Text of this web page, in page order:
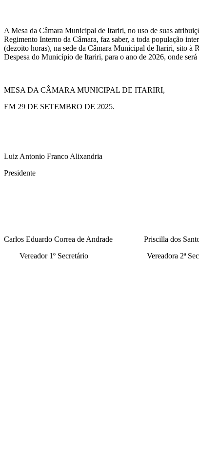
A Mesa da Câmara Municipal de Itariri, no uso de suas
Regimento Interno da Câmara, faz saber, a toda população
(dezoito horas), na sede da Câmara Municipal de Itariri, sito à
Despesa do Município de Itariri, para o ano de 2026, onde
MESA DA CÂMARA MUNICIPAL DE ITARIRI,
EM 29 DE SETEMBRO DE 2025.
Luiz Antonio Franco Alixandria
Presidente
Carlos Eduardo Correa de Andrade Priscilla dos
Vereador 1º Secretário Vereadora 2ª